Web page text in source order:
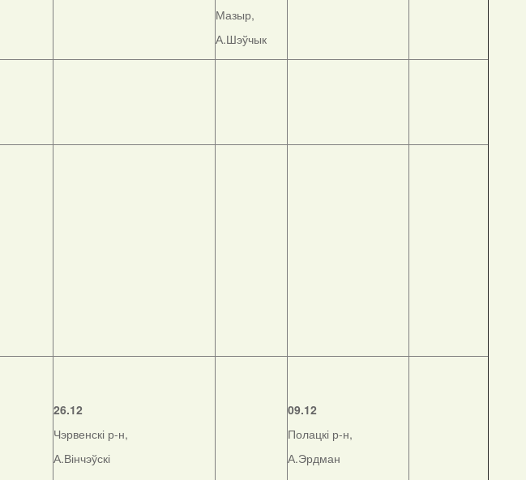
Мазыр,
А.Шэўчык
26.12
Чэрвенскі р-н,
А.Вінчэўскі
09.12
Полацкі р-н,
А.Эрдман